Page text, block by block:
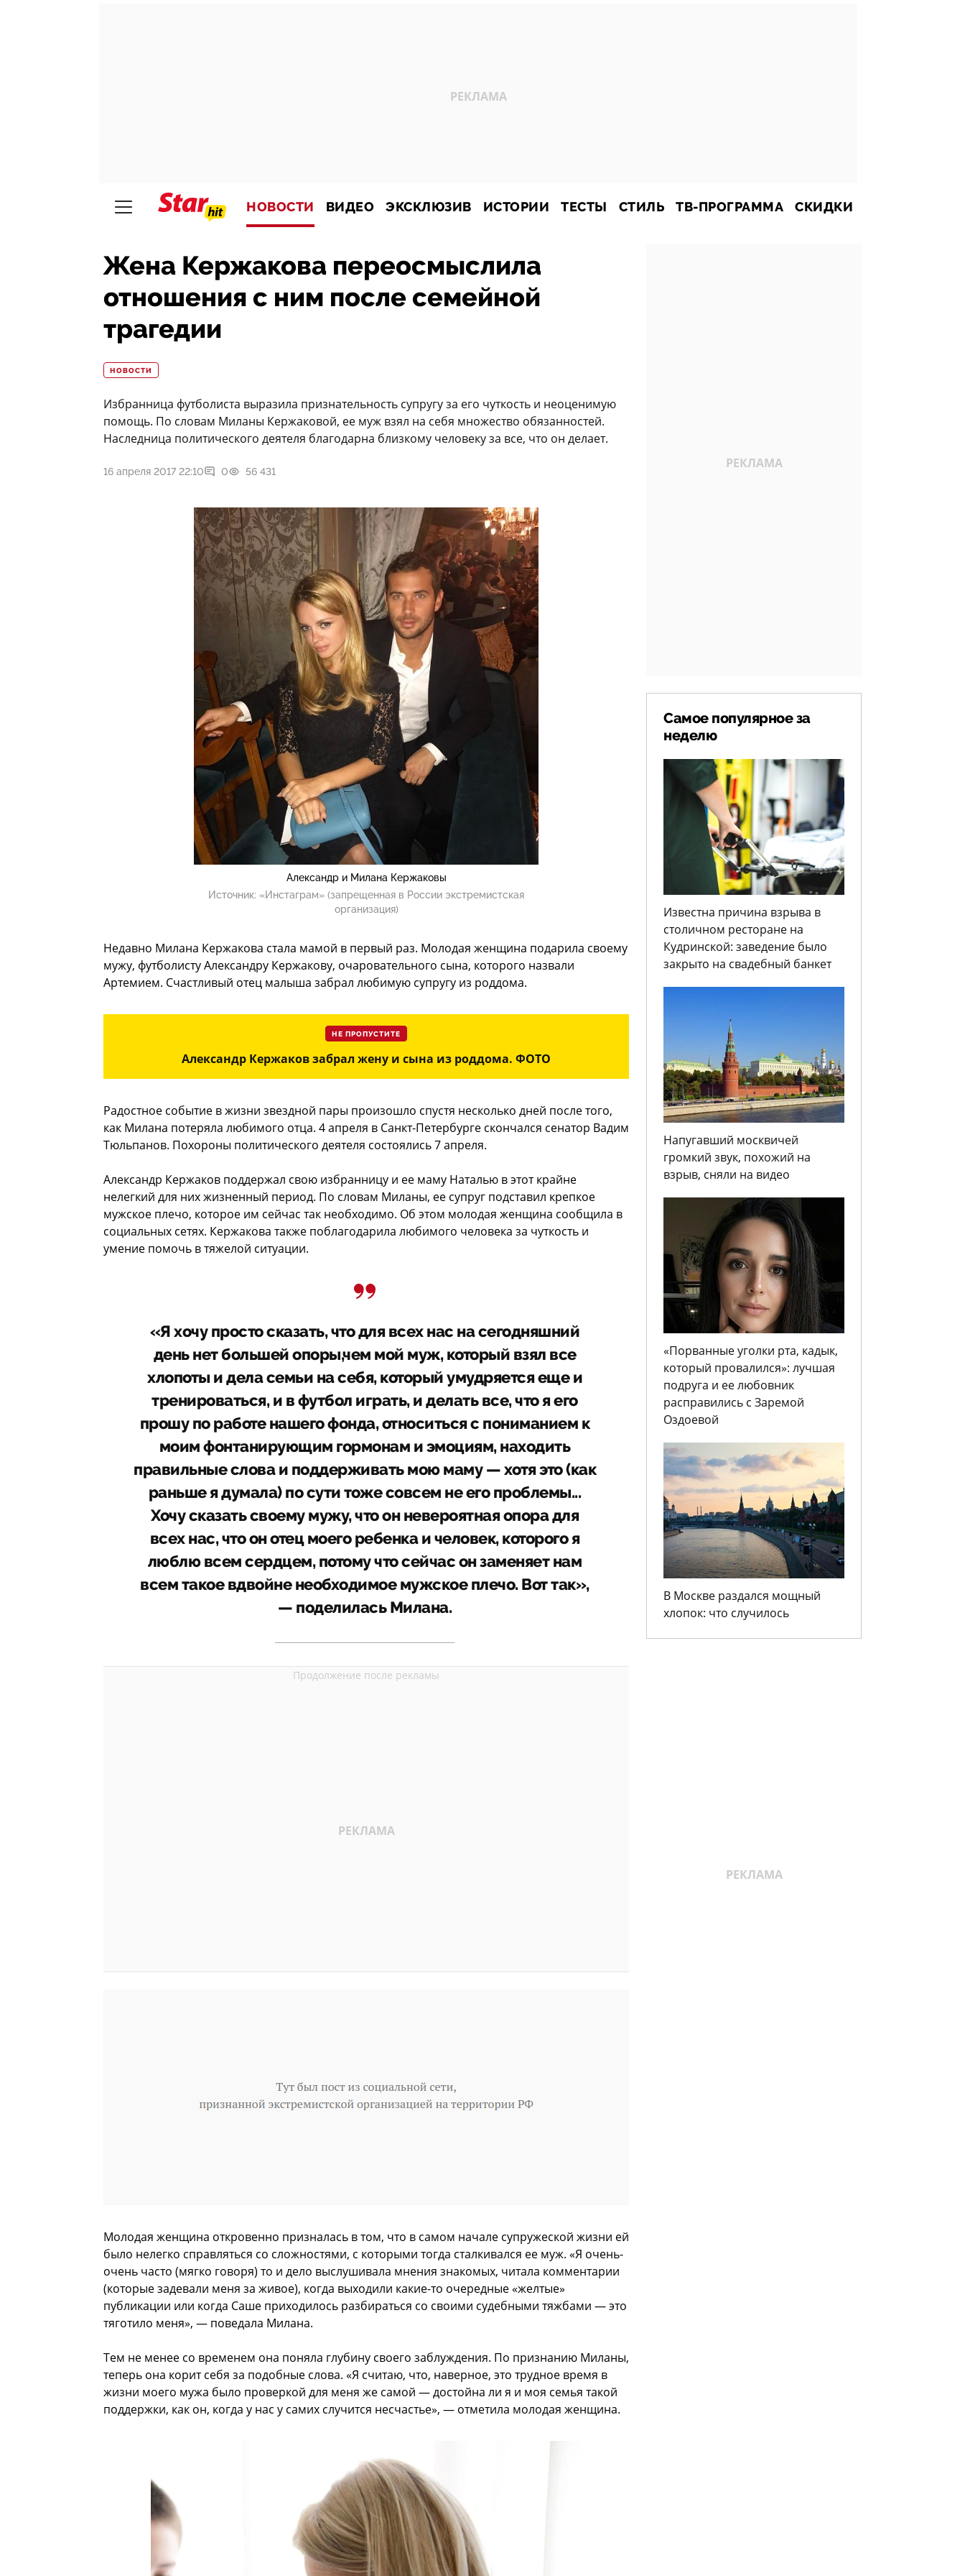
НОВОСТИ ВИДЕО ЭКСКЛЮЗИВ ИСТОРИИ ТЕСТЫ СТИЛЬ ТВ-ПРОГРАММА СКИДКИ
Жена Кержакова переосмыслила
отношения с ним после семейной
трагедии
НОВОСТИ
Избранница футболиста выразила признательность супругу за его чуткость и неоценимую
помощь. По словам Миланы Кержаковой, ее муж взял на себя множество обязанностей.
Наследница политического деятеля благодарна близкому человеку за все, что он делает.
16 апреля 2017 22:10 0 56 431
Александр и Милана Кержаковы
Источник: «Инстаграм» (запрещенная в России экстремистская
организация)
Недавно Милана Кержакова стала мамой в первый раз. Молодая женщина подарила своему
мужу, футболисту Александру Кержакову, очаровательного сына, которого назвали
Артемием. Счастливый отец малыша забрал любимую супругу из роддома.
НЕ ПРОПУСТИТЕ
Александр Кержаков забрал жену и сына из роддома. ФОТО
Радостное событие в жизни звездной пары произошло спустя несколько дней после того,
как Милана потеряла любимого отца. 4 апреля в Санкт-Петербурге скончался сенатор Вадим
Тюльпанов. Похороны политического деятеля состоялись 7 апреля.
Александр Кержаков поддержал свою избранницу и ее маму Наталью в этот крайне
нелегкий для них жизненный период. По словам Миланы, ее супруг подставил крепкое
мужское плечо, которое им сейчас так необходимо. Об этом молодая женщина сообщила в
социальных сетях. Кержакова также поблагодарила любимого человека за чуткость и
умение помочь в тяжелой ситуации.
«Я хочу просто сказать, что для всех нас на сегодняшний
день нет большей опоры,чем мой муж, который взял все
хлопоты и дела семьи на себя, который умудряется еще и
тренироваться, и в футбол играть, и делать все, что я его
прошу по работе нашего фонда, относиться с пониманием к
моим фонтанирующим гормонам и эмоциям, находить
правильные слова и поддерживать мою маму — хотя это (как
раньше я думала) по сути тоже совсем не его проблемы...
Хочу сказать своему мужу, что он невероятная опора для
всех нас, что он отец моего ребенка и человек, которого я
люблю всем сердцем, потому что сейчас он заменяет нам
всем такое вдвойне необходимое мужское плечо. Вот так»,
— поделилась Милана.
Молодая женщина откровенно призналась в том, что в самом начале супружеской жизни ей
было нелегко справляться со сложностями, с которыми тогда сталкивался ее муж. «Я очень-
очень часто (мягко говоря) то и дело выслушивала мнения знакомых, читала комментарии
(которые задевали меня за живое), когда выходили какие-то очередные «желтые»
публикации или когда Саше приходилось разбираться со своими судебными тяжбами — это
тяготило меня», — поведала Милана.
Тем не менее со временем она поняла глубину своего заблуждения. По признанию Миланы,
теперь она корит себя за подобные слова. «Я считаю, что, наверное, это трудное время в
жизни моего мужа было проверкой для меня же самой — достойна ли я и моя семья такой
поддержки, как он, когда у нас у самих случится несчастье», — отметила молодая женщина.
Самое популярное за
неделю
Известна причина взрыва в
столичном ресторане на
Кудринской: заведение было
закрыто на свадебный банкет
Напугавший москвичей
громкий звук, похожий на
взрыв, сняли на видео
«Порванные уголки рта, кадык,
который провалился»: лучшая
подруга и ее любовник
расправились с Заремой
Оздоевой
В Москве раздался мощный
хлопок: что случилось